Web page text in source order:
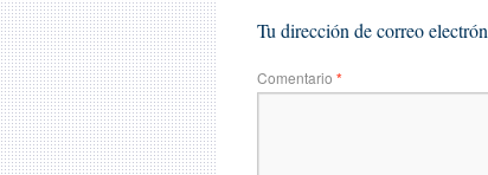
Tu dirección de correo
Comentario *